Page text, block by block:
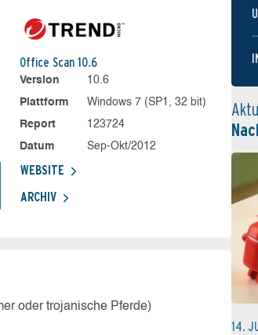
Office Scan 10.6
Version
10.6
Plattform
Windows 7 (SP1, 32 bit)
Report
123724
Datum
Sep-Okt/2012
WEBSITE
ARCHIV
oder trojanische Pferde)
14.